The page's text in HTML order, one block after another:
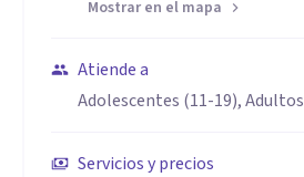
Mostrar en el mapa
Atiende a
Adolescentes (11-19), Adultos
Servicios y precios